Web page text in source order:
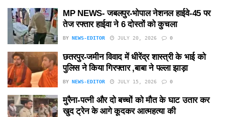
MP NEWS- जबलपुर-भोपाल नेशनल हाईवे-45 पर
तेज रफ्तार हाईवा ने 6 दोस्तों को कुचला
BY NEWS-EDITOR JULY 20, 2026 0
छतरपुर-जमीन विवाद में धीरेंद्र शास्त्री के भाई को
पुलिस ने किया गिरफ्तार ,बाबा ने पल्ला झाड़ा
BY NEWS-EDITOR JULY 15, 2026 0
मुरैना-पत्नी और दो बच्चों को मौत के घाट उतार कर
खुद ट्रेन के आगे कूदकर आत्महत्या की